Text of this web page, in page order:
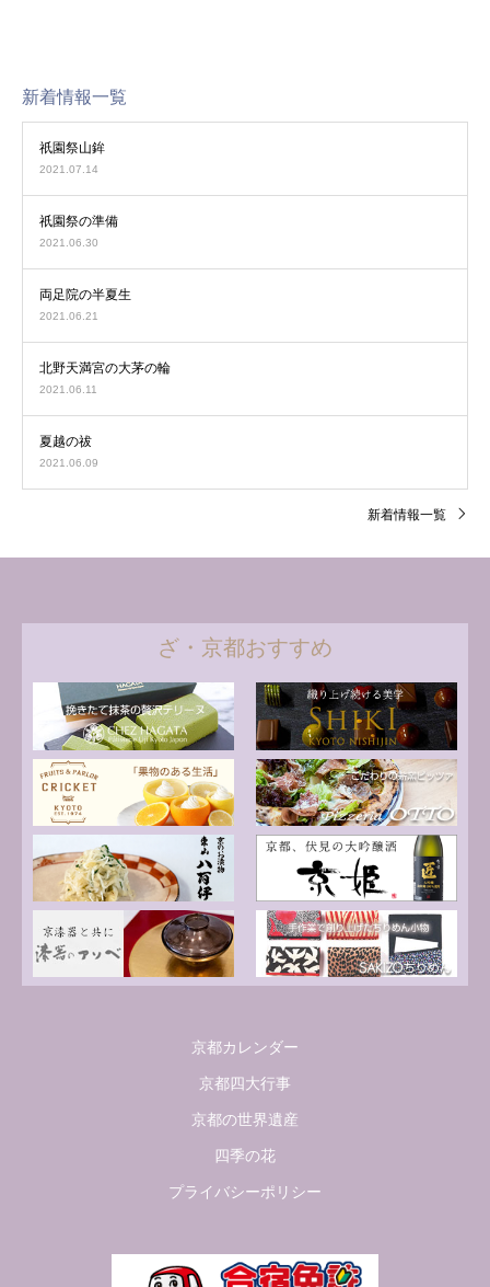
新着情報一覧
祇園祭山鉾
2021.07.14
祇園祭の準備
2021.06.30
両足院の半夏生
2021.06.21
北野天満宮の大茅の輪
2021.06.11
夏越の祓
2021.06.09
新着情報一覧
ざ・京都おすすめ
京都カレンダー
京都四大行事
京都の世界遺産
四季の花
プライバシーポリシー